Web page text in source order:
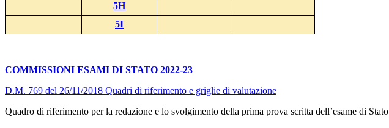
5H
5I
COMMISSIONI ESAMI DI STATO 2022-23
D.M. 769 del 26/11/2018 Quadri di riferimento e griglie di valutazione
Quadro di riferimento per la redazione e lo svolgimento della prima prova scritta dell’esame di Stato